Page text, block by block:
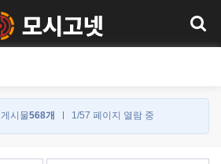
게시물568개 1/57 페이지 열람 중